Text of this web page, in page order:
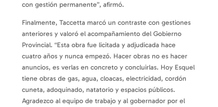
con gestión permanente”, afirmó.
Finalmente, Taccetta marcó un contraste con gestiones
anteriores y valoró el acompañamiento del Gobierno
Provincial. “Esta obra fue licitada y adjudicada hace
cuatro años y nunca empezó. Hacer obras no es hacer
anuncios, es verlas en concreto y concluirlas. Hoy Esquel
tiene obras de gas, agua, cloacas, electricidad, cordón
cuneta, adoquinado, natatorio y espacios públicos.
Agradezco al equipo de trabajo y al gobernador por el